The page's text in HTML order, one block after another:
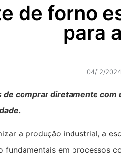
de forno
para
04/12/2024
de comprar diretamente
a produção industrial, a
fundamentais em processos